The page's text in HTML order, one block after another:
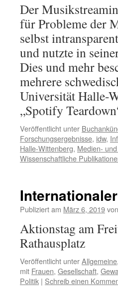
Der
für Probleme der
selbst
und nutzte in
Dies und mehr
mehrere
Universität Halle-
„Spotify
Veröffentlicht unter
Forschungsergebnisse, idw,
Halle-Wittenberg, Medien-
Wissenschaftliche
Publiziert am März 6, 2019von
Aktionstag am
Rathausplatz
Veröffentlicht unterAllgemeine,
mit Frauen, Gesellschaft,
Politik | Schreib einen